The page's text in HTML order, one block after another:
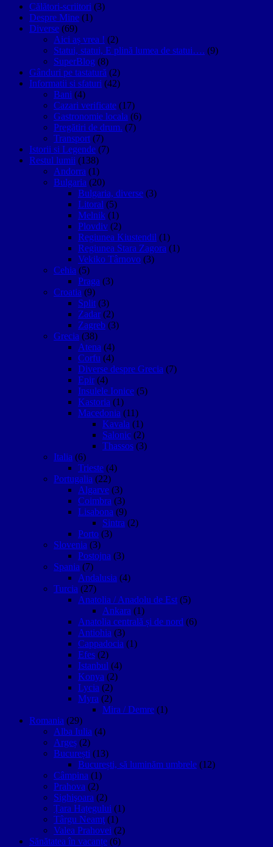
Călători-scriitori (3)
Despre Mine (1)
Diverse (69)
Aici aș vrea ! (2)
Statui, statui, E plină lumea de statui…. (9)
SuperBlog (8)
Gânduri pe tastatură (2)
Informatii si sfaturi (42)
Bani (4)
Cazari verificate (17)
Gastronomie locala (6)
Pregătiri de drum. (7)
Transport (7)
Istorii si Legende (7)
Restul lumii (138)
Andorra (1)
Bulgaria (20)
Bulgaria, diverse (3)
Litoral (5)
Melnik (1)
Plovdiv (2)
Regiunea Kiustendil (1)
Regiunea Stara Zagora (1)
Vekiko Târnovo (3)
Cehia (5)
Praga (3)
Croatia (9)
Split (3)
Zadar (2)
Zagreb (3)
Grecia (38)
Atena (4)
Corfu (4)
Diverse despre Grecia (7)
Epir (4)
Insulele Ionice (5)
Kastoria (1)
Macedonia (11)
Kavala (1)
Salonic (2)
Thassos (3)
Italia (6)
Trieste (4)
Portugalia (22)
Algarve (3)
Coimbra (3)
Lisabona (9)
Sintra (2)
Porto (3)
Slovenia (3)
Postojna (3)
Spania (7)
Andalusia (4)
Turcia (27)
Anatolia / Anadolu de Est (5)
Ankara (1)
Anatolia centrală și de nord (6)
Antiohia (3)
Cappadocia (1)
Efes (2)
Istanbul (4)
Konya (2)
Lycia (2)
Myra (2)
Mira / Demre (1)
Romania (29)
Alba Iulia (4)
Argeș (2)
București (13)
București, să luminăm umbrele (12)
Câmpina (1)
Prahova (2)
Sighişoara (2)
Țara Hațegului (1)
Târgu Neamţ (1)
Valea Prahovei (2)
Sănătatea în vacanțe (6)